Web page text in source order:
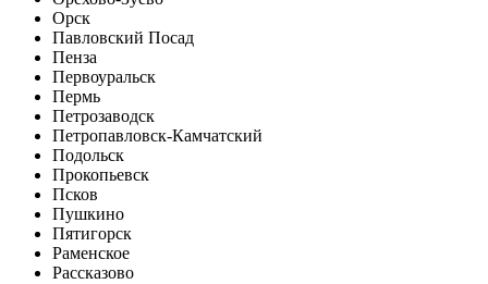
Орск
Павловский Посад
Пенза
Первоуральск
Пермь
Петрозаводск
Петропавловск-Камчатский
Подольск
Прокопьевск
Псков
Пушкино
Пятигорск
Раменское
Рассказово